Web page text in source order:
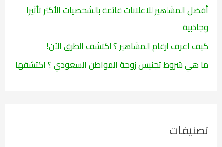
أفضل المشاهير للاعلانات قائمة بالشخصيات الأكثر تأثيرا
وجاذبية
كيف اعرف ارقام المشاهير ؟ اكتشف الطرق الآن!
ما هي شروط تجنيس زوجة المواطن السعودي ؟ اكتشفها
تصنيفات